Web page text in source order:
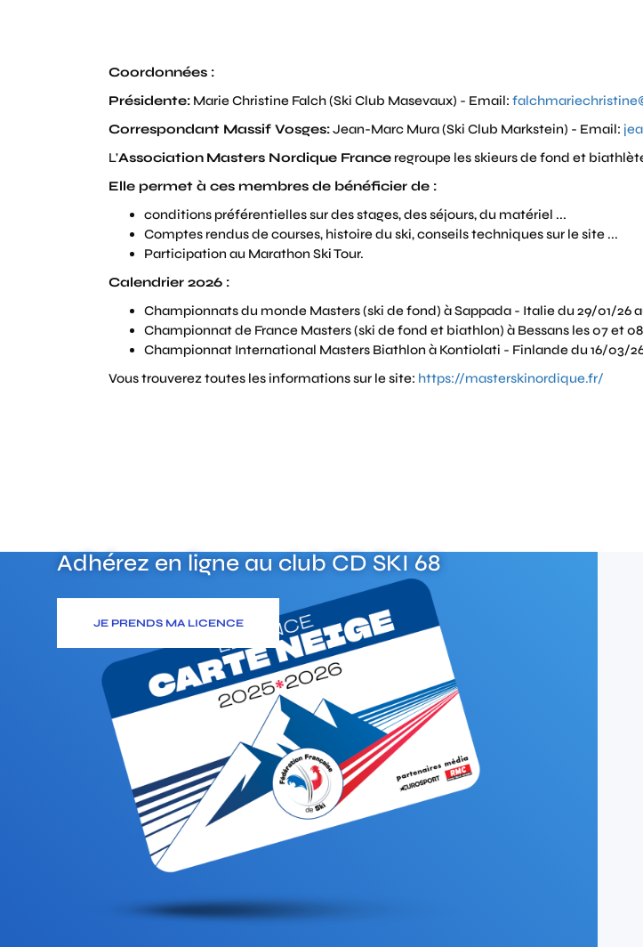
Coordonnées :
Présidente: Marie Christine Falch (Ski Club Masevaux) - Email:
Correspondant Massif Vosges:Jean-Marc Mura (Ski Club Markstein) - Email:
L'Association Masters Nordique France regroupe les skieurs de fond et
Elle permet à ces membres de bénéficier de :
conditions préférentielles sur des stages, des séjours, du matériel ...
Comptes rendus de courses, histoire du ski, conseils techniques sur le site ...
Participation au Marathon Ski Tour.
Calendrier 2026 :
Championnats du monde Masters (ski de fond) à Sappada - Italie du 29/01/26
Championnat de France Masters (ski de fond et biathlon) à Bessans les 07 et
Championnat International Masters Biathlon à Kontiolati - Finlande du 16/03/
Vous trouverez toutes les informations sur le site: https://masterskinordique.fr/
Adhérez en ligne au club CD SKI 68
JE PRENDS MA LICENCE